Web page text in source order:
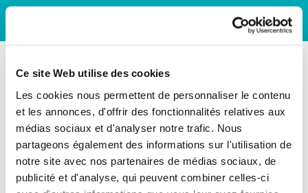
Ce site Web utilise des cookies
Les cookies nous permettent de personnaliser le contenu
et les annonces, d'offrir des fonctionnalités relatives aux
médias sociaux et d'analyser notre trafic. Nous
partageons également des informations sur l'utilisation de
notre site avec nos partenaires de médias sociaux, de
publicité et d'analyse, qui peuvent combiner celles-ci